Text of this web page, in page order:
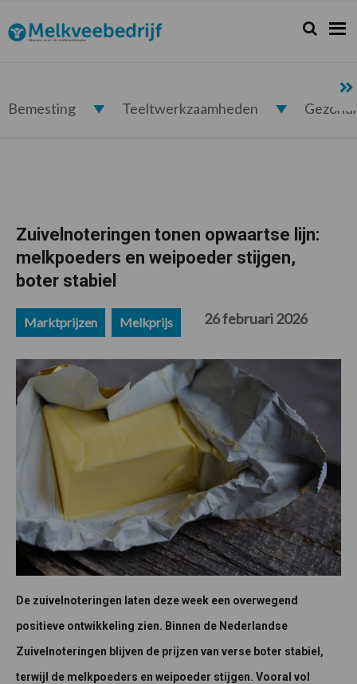
de
hoofdnavigatie
de
hoofd
de
eerste
de
voettekst
Melkveebedrijf.nl Zoeken...
Zoek
Bemesting Teeltwerkzaamheden
Zuivelnoteringen tonen opwaartse lijn:
melkpoeders en weipoeder stijgen,
boter stabiel
Marktprijzen Melkprijs 26 februari 2026
De zuivelnoteringen laten deze week een overwegend
positieve ontwikkeling zien. Binnen de Nederlandse
Zuivelnoteringen blijven de prijzen van verse boter stabiel,
terwijl de melkpoeders en weipoeder stijgen. Vooral vol